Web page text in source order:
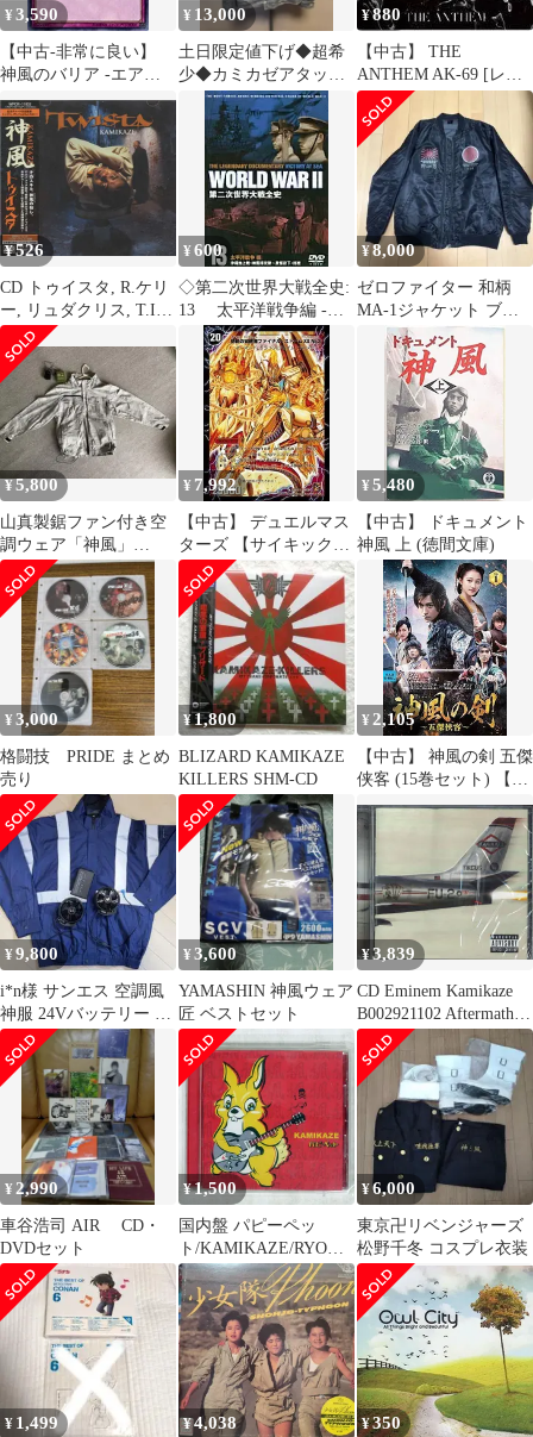
¥3,590
【中古-非常に良い】
神風のバリア -エア・
フォース- ノーマル 遊
戯王 サイバース・リン
ク sd32-jp038
¥ 13,000
土日限定値下げ◆超希
少◆カミカゼアタック
Gジャン Lサイズ
¥880
【中古】 THE
ANTHEM AK-69 [レン
タル落ち] [CD]
¥526
CD トゥイスタ, R.ケリ
ー, リュダクリス, T.I.,
シー・ロー, アンソニ
ー・ハミルトン, メンフ
ィス・ブリーク, レジッ
ト・ボーラーズ, エイト
ボール, カニエ・ウェス
ト; ジャジー・フェイ
カミカゼ(神風)(初回生
産限定ハッピープライ
ス) WP
¥600
◇第二次世界大戦全史:
13 太平洋戦争編 -沖
縄地上戦・神風特攻隊
原爆投下・終戦-
/WWD013F
¥8,000
ゼロファイター 和柄
MA-1ジャケット ブラ
ック
¥5,800
山真製鋸ファン付き空
調ウェア「神風」
CUC「HOP-SCOT」コ
ラボレーション
¥ 7,992
【中古】 デュエルマス
ターズ 【サイキック
火】 時空の神風ストー
ム・カイザーXX / 奇跡
の覚醒者ファイナル・
ストームXXNEX 【ス
ーパーレア】 黒枠
DM38絵
¥5,480
【中古】 ドキュメント
神風 上 (徳間文庫)
¥3,000
格闘技 PRIDE まとめ
売り
¥1,800
BLIZARD KAMIKAZE
KILLERS SHM-CD
¥ 2,105
【中古】 神風の剣 五傑
侠客 (15巻セット) 【字
幕】 [レンタル落ち]
[DVD]
¥9,800
i*n様 サンエス 空調風
神服 24Vバッテリー フ
ァンセット
¥3,600
YAMASHIN 神風ウェア
匠 ベストセット
¥3,839
CD Eminem Kamikaze
B002921102 Aftermath
Entertainm 未開封
/00110
¥2,990
車谷浩司 AIR CD・
DVDセット
¥1,500
国内盤 パピーペッ
ト/KAMIKAZE/RYOW
KEN RECORD
FZCA1007 CD □
¥6,000
東京卍リベンジャーズ
松野千冬 コスプレ衣装
¥ 1,499 ¥4,038 ¥350